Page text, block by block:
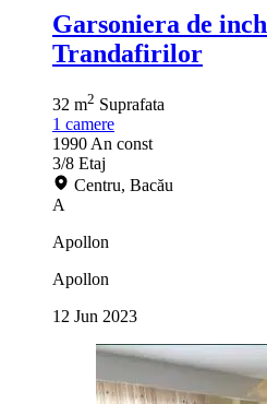
Garsoniera de
Trandafirilor
32 m2 Suprafata
1 camere
1990 An const
3/8 Etaj
Centru, Bacău
A
Apollon
Apollon
12 Jun 2023